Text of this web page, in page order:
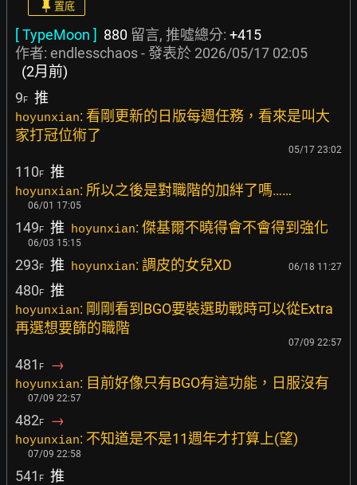
置底
[ TypeMoon ] 880 留言, 推噓總分: +415
作者: endlesschaos- 發表於 2026/05/17 02:05
(2月前)
9F 推
hoyunxian: 看剛更新的日版每週任務，看來是叫大
家打冠位術了
05/17 23:02
110F 推
hoyunxian: 所以之後是對職階的加絆了嗎……
06/01 17:05
149F 推 hoyunxian: 傑基爾不曉得會不會得到強化
06/03 15:15
293F 推 hoyunxian: 調皮的女兒XD 06/18 11:27
480F 推
hoyunxian: 剛剛看到BGO要裝選助戰時可以從Extra
再選想要篩的職階
07/09 22:57
481 F →
hoyunxian: 目前好像只有BGO有這功能，日服沒有
07/09 22:57
482F →
hoyunxian: 不知道是不是11週年才打算上(望)
07/09 22:58
541 F 推